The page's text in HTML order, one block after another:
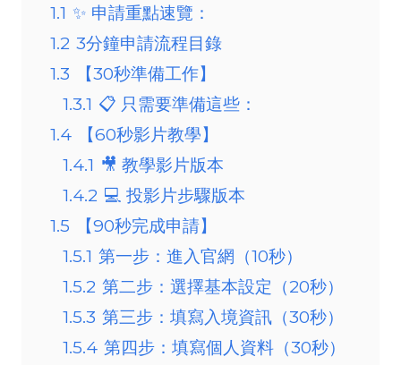
1.1 ✨ 申請重點速覽：
1.2 3分鐘申請流程目錄
1.3
【30秒準備工作】
1.3.1 📋 只需要準備這些：
1.4
【60秒影片教學】
1.4.1 🎥 教學影片版本
1.4.2 💻 投影片步驟版本
1.5
【90秒完成申請】
1.5.1 第一步：進入官網（10秒）
1.5.2 第二步：選擇基本設定（20秒）
1.5.3 第三步：填寫入境資訊（30秒）
1.5.4 第四步：填寫個人資料（30秒）